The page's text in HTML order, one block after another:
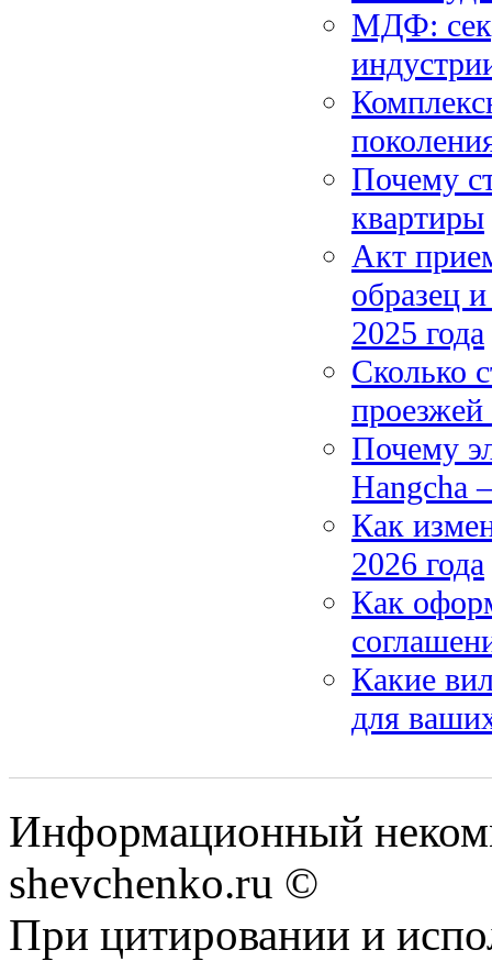
МДФ:
Почему
квартиры
Акт
образец
2025 года
Сколько
Почему
Hangcha
Как
2026 года
Как
Какие
для
Информационный
shevchenko.ru ©
При цитировании и